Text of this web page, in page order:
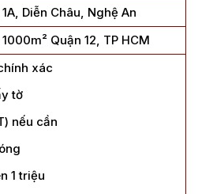
Diễn Châu, Nghệ An
Quận 12, TP HCM
xác
tờ
nếu cần
1 triệu